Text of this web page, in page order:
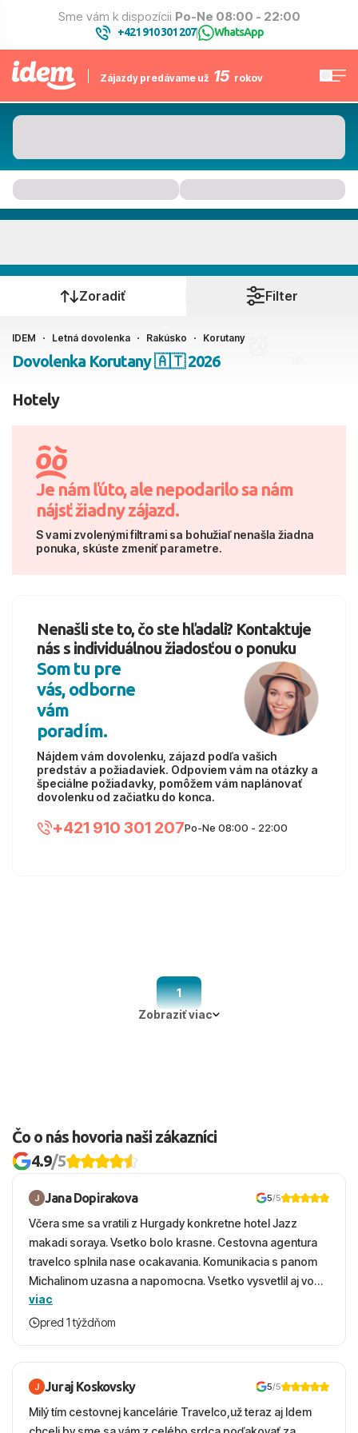
Sme vám k dispozícii Po-Ne 08:00 - 22:00
+421 910 301 207| WhatsApp
Zájazdy predávame už 15 rokov
Kedy cestujete?
Ako cestujete?
2 dospelí, 0 deti
Zoradiť Filter
IDEM Letná dovolenka Rakúsko Korutany
Dovolenka Korutany 🇦🇹 2026
Hotely
Je nám ľúto, ale nepodarilo sa nám
nájsť žiadny zájazd.
S vami zvolenými filtrami sa bohužiaľ nenašla žiadna
ponuka, skúste zmeniť parametre.
Nenašli ste to, čo ste hľadali? Kontaktuje
nás s individuálnou žiadosťou o ponuku
Som tu pre
vás, odborne
vám
poradím.
Nájdem vám dovolenku, zájazd podľa vašich
predstáv a požiadaviek. Odpoviem vám na otázky a
špeciálne požiadavky, pomôžem vám naplánovať
dovolenku od začiatku do konca.
+421 910 301 207Po-Ne 08:00 - 22:00
1
Zobraziť viac
Čo o nás hovoria naši zákazníci
4.9/5
Jana Dopirakova 5/5
Včera sme sa vratili z Hurgady konkretne hotel Jazz
makadi soraya. Vsetko bolo krasne. Cestovna agentura
travelco splnila nase ocakavania. Komunikacia s panom
Michalinom uzasna a napomocna. Vsetko vysvetlil aj vo
vecernych hodinach zaco sa ospravedlnujem. Hotel
krasny, cisty. Sluzby top. Strava, prostredie, more,
viac
pred 1 týždňom
Juraj Koskovsky 5/5
Milý tím cestovnej kancelárie Travelco,už teraz aj Idem